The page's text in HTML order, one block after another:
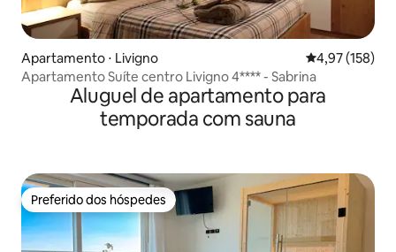
Apartamento ⋅ Livigno 4,97 de uma
4,97 (158)
Apartamento Suíte centro Livigno 4**** - Sabrina
Aluguel de apartamento para
temporada com sauna
Preferido dos hóspedes
Preferido dos hóspedes